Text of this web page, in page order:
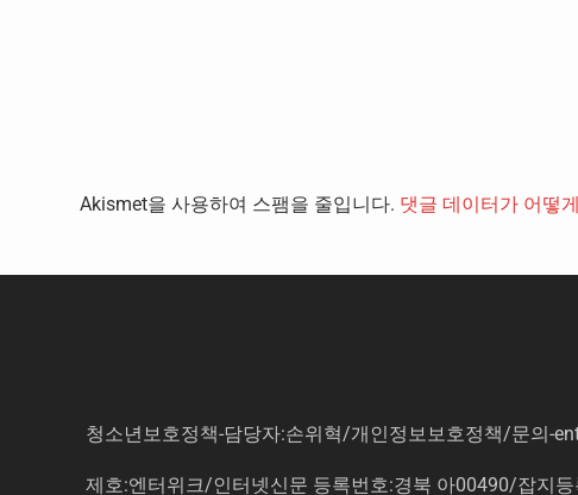
Akismet을 사용하여 스팸을 줄입니다. 댓글 데이터가 어떻
청소년보호정책-담당자:손위혁/개인정보보호정책/문의-
제호:엔터위크/인터넷신문 등록번호:경북 아00490/잡지